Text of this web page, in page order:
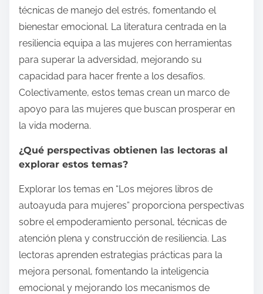
técnicas de manejo del estrés, fomentando el
bienestar emocional. La literatura centrada en la
resiliencia equipa a las mujeres con herramientas
para superar la adversidad, mejorando su
capacidad para hacer frente a los desafíos.
Colectivamente, estos temas crean un marco de
apoyo para las mujeres que buscan prosperar en
la vida moderna.
¿Qué perspectivas obtienen las lectoras al
explorar estos temas?
Explorar los temas en “Los mejores libros de
autoayuda para mujeres” proporciona perspectivas
sobre el empoderamiento personal, técnicas de
atención plena y construcción de resiliencia. Las
lectoras aprenden estrategias prácticas para la
mejora personal, fomentando la inteligencia
emocional y mejorando los mecanismos de